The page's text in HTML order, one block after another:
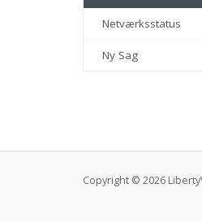
Netværksstatus
Ny Sag
Copyright © 2026